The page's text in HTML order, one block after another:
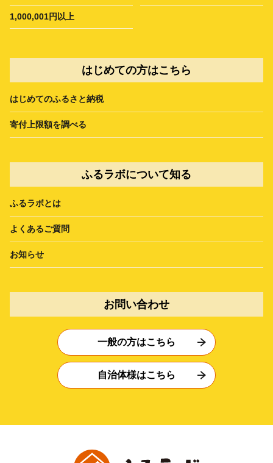
1,000,001円以上
はじめての方はこちら
はじめてのふるさと納税
寄付上限額を調べる
ふるラボについて知る
ふるラボとは
よくあるご質問
お知らせ
お問い合わせ
一般の方はこちら
自治体様はこちら